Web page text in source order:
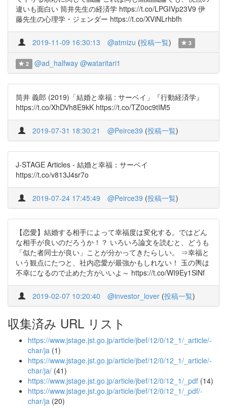
違いも面白い 筒井先生の経済学 https://t.co/LPGIVp23V9 伊
藤先生の心理学・ジェンダー https://t.co/XViNLrhbfh
2019-11-09 16:30:13 @atmizu (投稿一覧) 3
2 @ad_halfway @wataritari1
筒井 義郎 (2019)「結婚と幸福 : サーベイ」『行動経済学』
https://t.co/XhDVh8E9kK https://t.co/TZ0oc9tIM5
2019-07-31 18:30:21 @Peirce39 (投稿一覧)
J-STAGE Articles - 結婚と幸福：サーベイ
https://t.co/v813J4sr7o
2019-07-24 17:45:49 @Peirce39 (投稿一覧)
【恋愛】結婚する相手によって幸福度は変化する。ではどん
な相手が良いのだろうか！？ いろいろ論文を読むと、どうも
「似た者同士が良い」ことが分かってきたらしい。 ⇒幸福と
いう観点にたつと、社内恋愛が最強かもしれない！ 玉の輿は
不幸になるので止めた方がいいよ～ https://t.co/WI9Ey1SlNf
2019-02-07 10:20:40 @investor_lover (投稿一覧)
収集済み URL リスト
https://www.jstage.jst.go.jp/article/jbef/12/0/12_1/_article/-
char/ja (1)
https://www.jstage.jst.go.jp/article/jbef/12/0/12_1/_article/-
char/ja/ (41)
https://www.jstage.jst.go.jp/article/jbef/12/0/12_1/_pdf (14)
https://www.jstage.jst.go.jp/article/jbef/12/0/12_1/_pdf/-
char/ja (20)